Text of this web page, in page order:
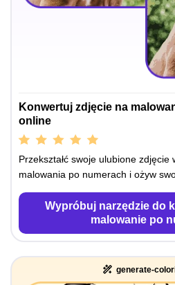
Konwertuj zdjęcie na
online
Przekształć swoje ulubione
malowania po numerach i ożyw
Wypróbuj narzędzie do
malowanie po
generate-